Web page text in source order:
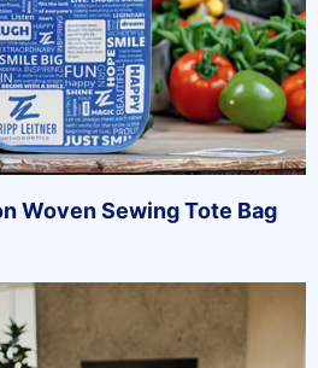
Woven Sewing Tote Bag